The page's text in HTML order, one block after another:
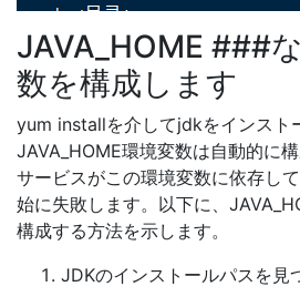
JAVA_HOME ###
数を構成します
yum installを介してjdkをインスト
JAVA_HOME環境変数は自動的に
サービスがこの環境変数に依存し
始に失敗します。以下に、
構成する方法を示します。
JDKのインストールパスを見